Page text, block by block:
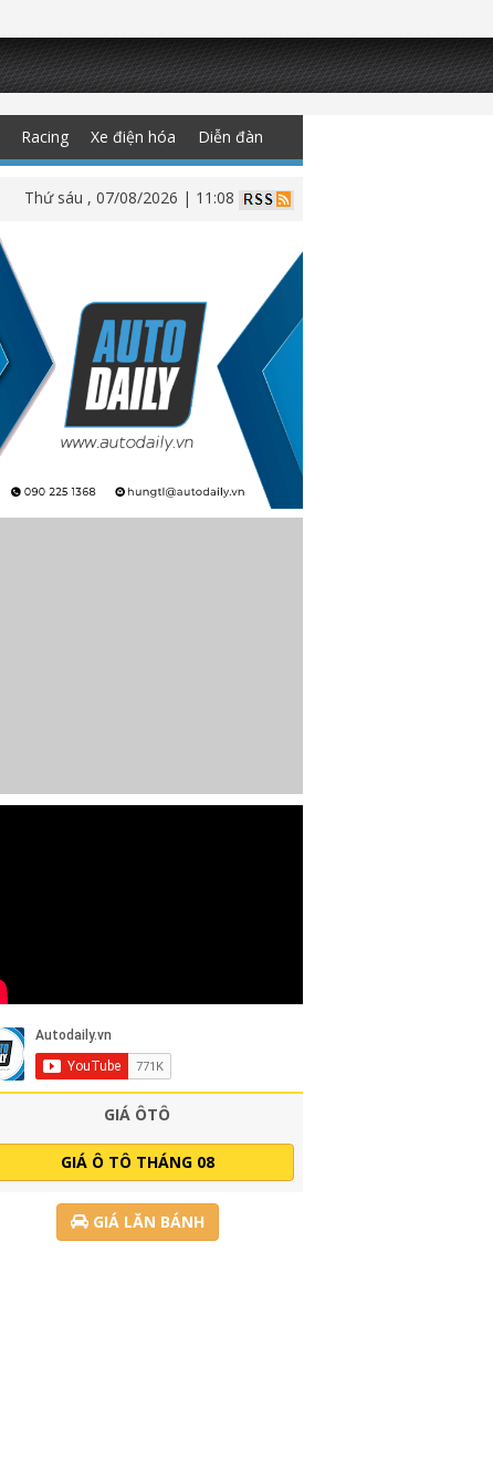
Racing Xe điện hóa Diễn đàn
Thứ sáu , 07/08/2026 | 11:08
GIÁ ÔTÔ
GIÁ Ô TÔ THÁNG 08
GIÁ LĂN BÁNH